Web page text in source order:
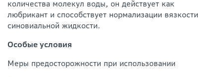
количества молекул воды, он действует как
любрикант и способствует нормализации вязкости
синовиальной жидкости.
Особые условия
Меры предосторожности при использовании